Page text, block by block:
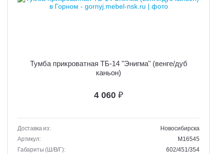
Тумба прикроватная ТБ-14 "Энигма" (венге/дуб
каньон)
4 060 ₽
Доставка из:
Новосибирска
Артикул:
M16545
Габариты (Ш/В/Г):
602/451/354